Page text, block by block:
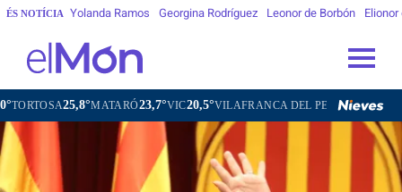
ÉS NOTÍCIA Yolanda Ramos Georgina Rodríguez Leonor de Borbón Elionor
23,7°VIC20,5°VILAFRANCA DEL PENEDÈS21,9°VILANOVA I LA